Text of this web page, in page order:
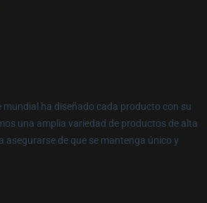
mundial ha diseñado cada producto con su
una amplia variedad de productos de alta
asegurarse de que se mantenga único y